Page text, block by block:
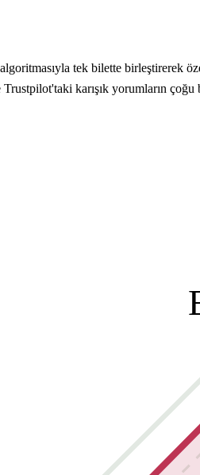
tek bilette birleştirerek
karışık yorumların